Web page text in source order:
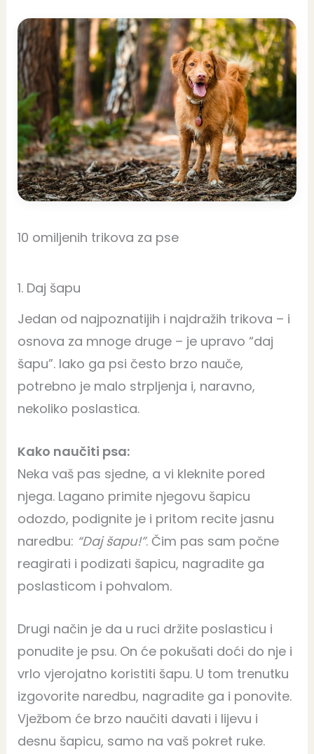
10 omiljenih trikova za pse
1. Daj šapu
Jedan od najpoznatijih i najdražih trikova – i
osnova za mnoge druge – je upravo “daj
šapu”. Iako ga psi često brzo nauče,
potrebno je malo strpljenja i, naravno,
nekoliko poslastica.
Kako naučiti psa:
Neka vaš pas sjedne, a vi kleknite pored
njega. Lagano primite njegovu šapicu
odozdo, podignite je i pritom recite jasnu
naredbu: “Daj šapu!”. Čim pas sam počne
reagirati i podizati šapicu, nagradite ga
poslasticom i pohvalom.
Drugi način je da u ruci držite poslasticu i
ponudite je psu. On će pokušati doći do nje i
vrlo vjerojatno koristiti šapu. U tom trenutku
izgovorite naredbu, nagradite ga i ponovite.
Vježbom će brzo naučiti davati i lijevu i
desnu šapicu, samo na vaš pokret ruke.